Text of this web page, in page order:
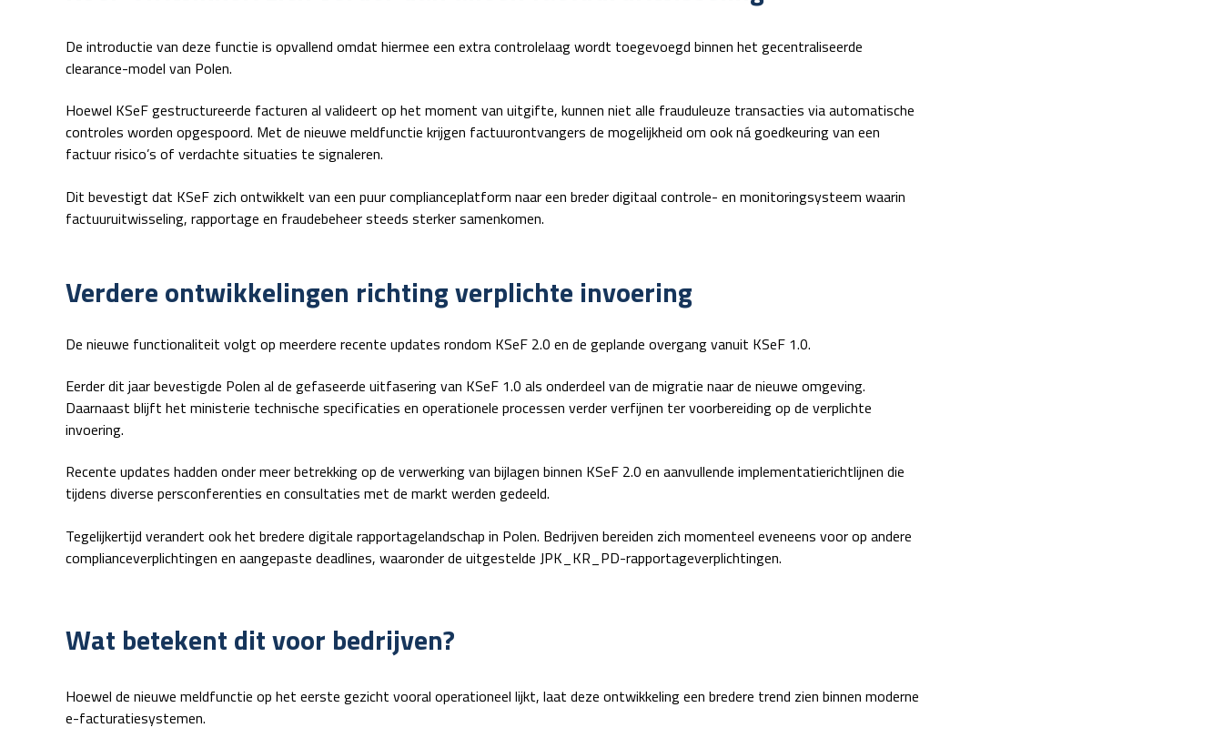
De introductie van deze functie is opvallend omdat hiermee een extra controlelaag wordt toegevoegd binnen het gecentraliseerde
clearance-model van Polen.
Hoewel KSeF gestructureerde facturen al valideert op het moment van uitgifte, kunnen niet alle frauduleuze transacties via automatische
controles worden opgespoord. Met de nieuwe meldfunctie krijgen factuurontvangers de mogelijkheid om ook ná goedkeuring van een
factuur risico’s of verdachte situaties te signaleren.
Dit bevestigt dat KSeF zich ontwikkelt van een puur complianceplatform naar een breder digitaal controle- en monitoringsysteem waarin
factuuruitwisseling, rapportage en fraudebeheer steeds sterker samenkomen.
Verdere ontwikkelingen richting verplichte invoering
De nieuwe functionaliteit volgt op meerdere recente updates rondom KSeF 2.0 en de geplande overgang vanuit KSeF 1.0.
Eerder dit jaar bevestigde Polen al de gefaseerde uitfasering van KSeF 1.0 als onderdeel van de migratie naar de nieuwe omgeving.
Daarnaast blijft het ministerie technische specificaties en operationele processen verder verfijnen ter voorbereiding op de verplichte
invoering.
Recente updates hadden onder meer betrekking op de verwerking van bijlagen binnen KSeF 2.0 en aanvullende implementatierichtlijnen die
tijdens diverse persconferenties en consultaties met de markt werden gedeeld.
Tegelijkertijd verandert ook het bredere digitale rapportagelandschap in Polen. Bedrijven bereiden zich momenteel eveneens voor op andere
complianceverplichtingen en aangepaste deadlines, waaronder de uitgestelde JPK_KR_PD-rapportageverplichtingen.
Wat betekent dit voor bedrijven?
Hoewel de nieuwe meldfunctie op het eerste gezicht vooral operationeel lijkt, laat deze ontwikkeling een bredere trend zien binnen moderne
e-facturatiesystemen.